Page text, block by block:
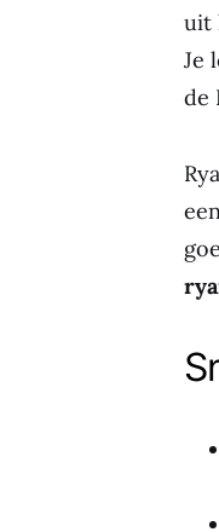
uit
Je
de